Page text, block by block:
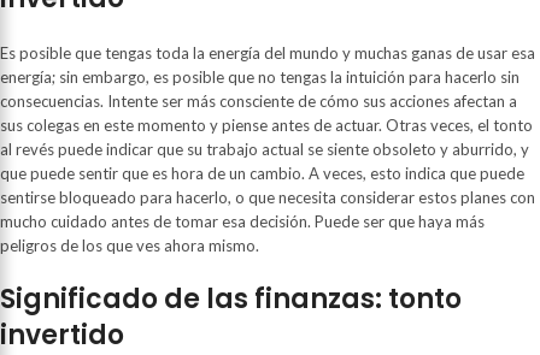
Es posible que tengas toda la energía del mundo y muchas ganas de usar esa
energía; sin embargo, es posible que no tengas la intuición para hacerlo sin
consecuencias. Intente ser más consciente de cómo sus acciones afectan a
sus colegas en este momento y piense antes de actuar. Otras veces, el tonto
al revés puede indicar que su trabajo actual se siente obsoleto y aburrido, y
que puede sentir que es hora de un cambio. A veces, esto indica que puede
sentirse bloqueado para hacerlo, o que necesita considerar estos planes con
mucho cuidado antes de tomar esa decisión. Puede ser que haya más
peligros de los que ves ahora mismo.
Significado de las finanzas: tonto
invertido